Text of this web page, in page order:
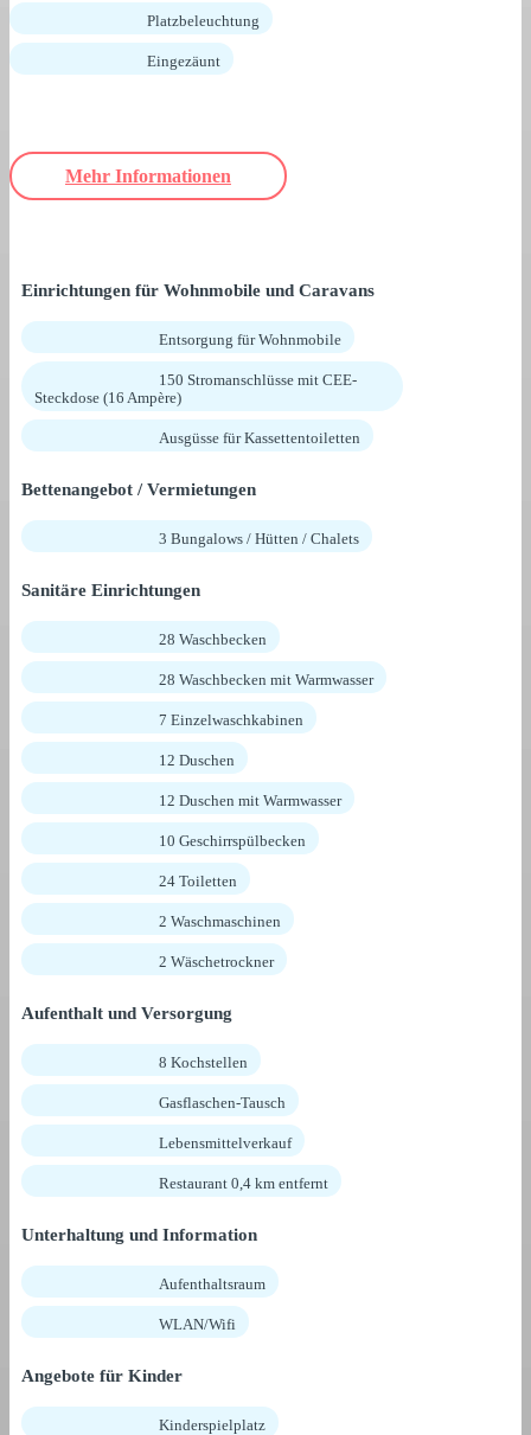
Platzbeleuchtung
Eingezäunt
Mehr Informationen
Einrichtungen für Wohnmobile und Caravans
Entsorgung für Wohnmobile
150 Stromanschlüsse mit CEE-
Steckdose (16 Ampère)
Ausgüsse für Kassettentoiletten
Bettenangebot / Vermietungen
3 Bungalows / Hütten / Chalets
Sanitäre Einrichtungen
28 Waschbecken
28 Waschbecken mit Warmwasser
7 Einzelwaschkabinen
12 Duschen
12 Duschen mit Warmwasser
10 Geschirrspülbecken
24 Toiletten
2 Waschmaschinen
2 Wäschetrockner
Aufenthalt und Versorgung
8 Kochstellen
Gasflaschen-Tausch
Lebensmittelverkauf
Restaurant 0,4 km entfernt
Unterhaltung und Information
Aufenthaltsraum
WLAN/Wifi
Angebote für Kinder
Kinderspielplatz